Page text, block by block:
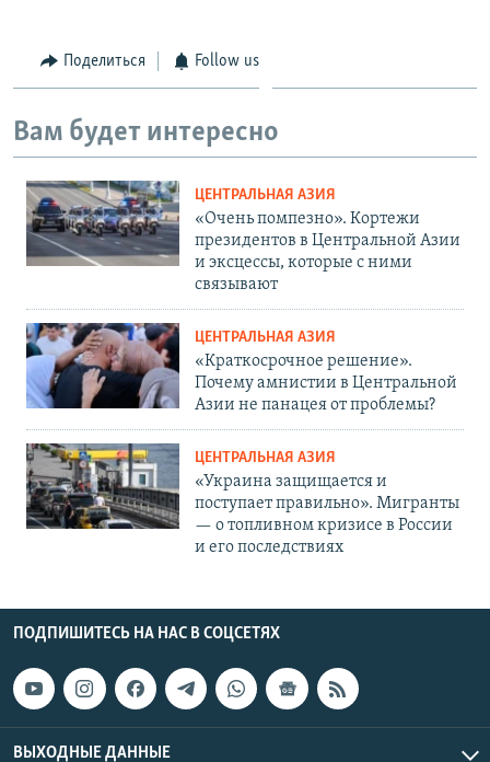
Поделиться Follow us
Вам будет интересно
ЦЕНТРАЛЬНАЯ АЗИЯ
«Очень помпезно». Кортежи
президентов в Центральной Азии
и эксцессы, которые с ними
связывают
ЦЕНТРАЛЬНАЯ АЗИЯ
«Краткосрочное решение».
Почему амнистии в Центральной
Азии не панацея от проблемы?
ЦЕНТРАЛЬНАЯ АЗИЯ
«Украина защищается и
поступает правильно». Мигранты
— о топливном кризисе в России
и его последствиях
ПОДПИШИТЕСЬ НА НАС В СОЦСЕТЯХ
ВЫХОДНЫЕ ДАННЫЕ